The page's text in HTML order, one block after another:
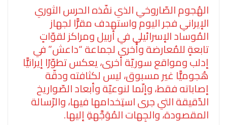
الهُجوم الصّاروخي الذي نفّذه الحرس الثوري
الإيراني فجر اليوم واستهدف مقرًّا لجهاز
المُوساد الإسرائيلي في أربيل ومراكز لقوّاتٍ
تابعةٍ للمُعارضة وأُخرى لجماعة “داعش” في
إدلب ومواقع سوريّة أخرى، يعكس تطوّرًا إيرانيًّا
هُجوميًّا غير مسبوق، ليس لكثافته ودقّة
إصاباته فقط، وإنّما لنوعيّة وأبعاد الصّواريخ
الدّقيقة التي جرى استِخدامها فيها، والرّسالة
المقصودة، والجِهات المُوَجَّهةِ إليها.